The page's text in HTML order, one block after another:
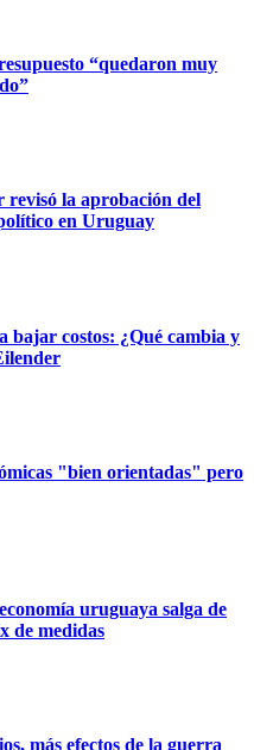
“quedaron muy
revisó la aprobación del
en Uruguay
bajar costos: ¿Qué cambia y
"bien orientadas" pero
uruguaya salga de
de medidas
más efectos de la guerra